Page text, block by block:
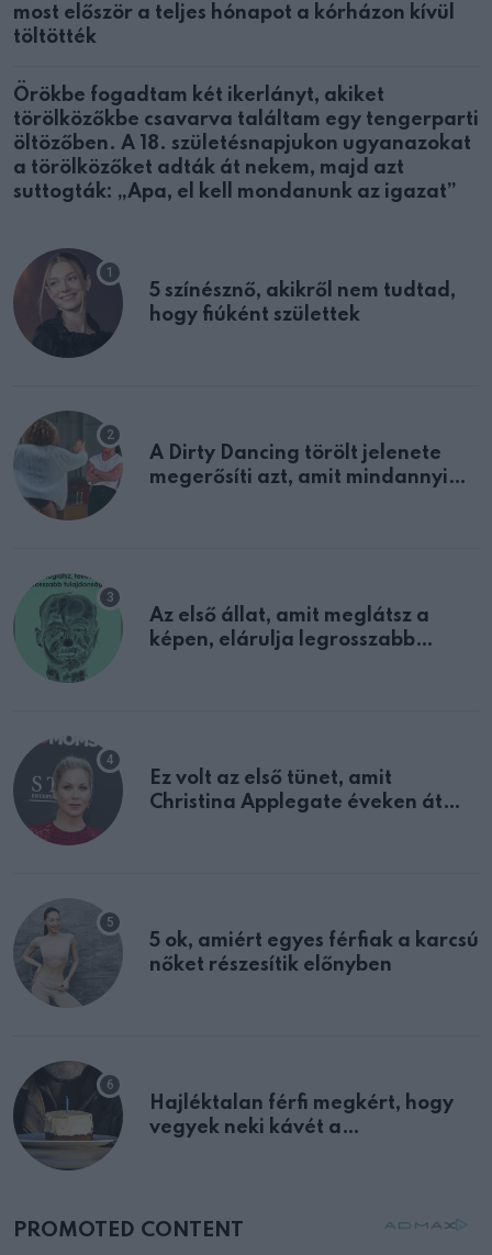
most először a teljes hónapot a kórházon kívül
töltötték
Örökbe fogadtam két ikerlányt, akiket
törölközőkbe csavarva találtam egy tengerparti
öltözőben. A 18. születésnapjukon ugyanazokat
a törölközőket adták át nekem, majd azt
suttogták: „Apa, el kell mondanunk az igazat”
5 színésznő, akikről nem tudtad,
hogy fiúként születtek
A Dirty Dancing törölt jelenete
megerősíti azt, amit mindannyian
Az első állat, amit meglátsz a
képen, elárulja legrosszabb
Ez volt az első tünet, amit
Christina Applegate éveken át
5 ok, amiért egyes férfiak a karcsú
nőket részesítik előnyben
Hajléktalan férfi megkért, hogy
vegyek neki kávét a